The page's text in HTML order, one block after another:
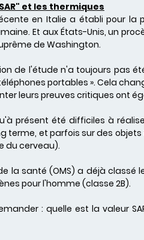
et les thermiques
en Italie a établi pour
Et aux États-Unis, un
de Washington.
de l'étude n'a toujours pas
portables ». Cela
leurs preuves critiques ont
présent été difficiles à
terme, et parfois sur des
du cerveau).
la santé (OMS) a déjà
pour l'homme (classe 2B).
: quelle est la valeur